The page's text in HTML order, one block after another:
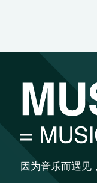
因为音乐而遇见